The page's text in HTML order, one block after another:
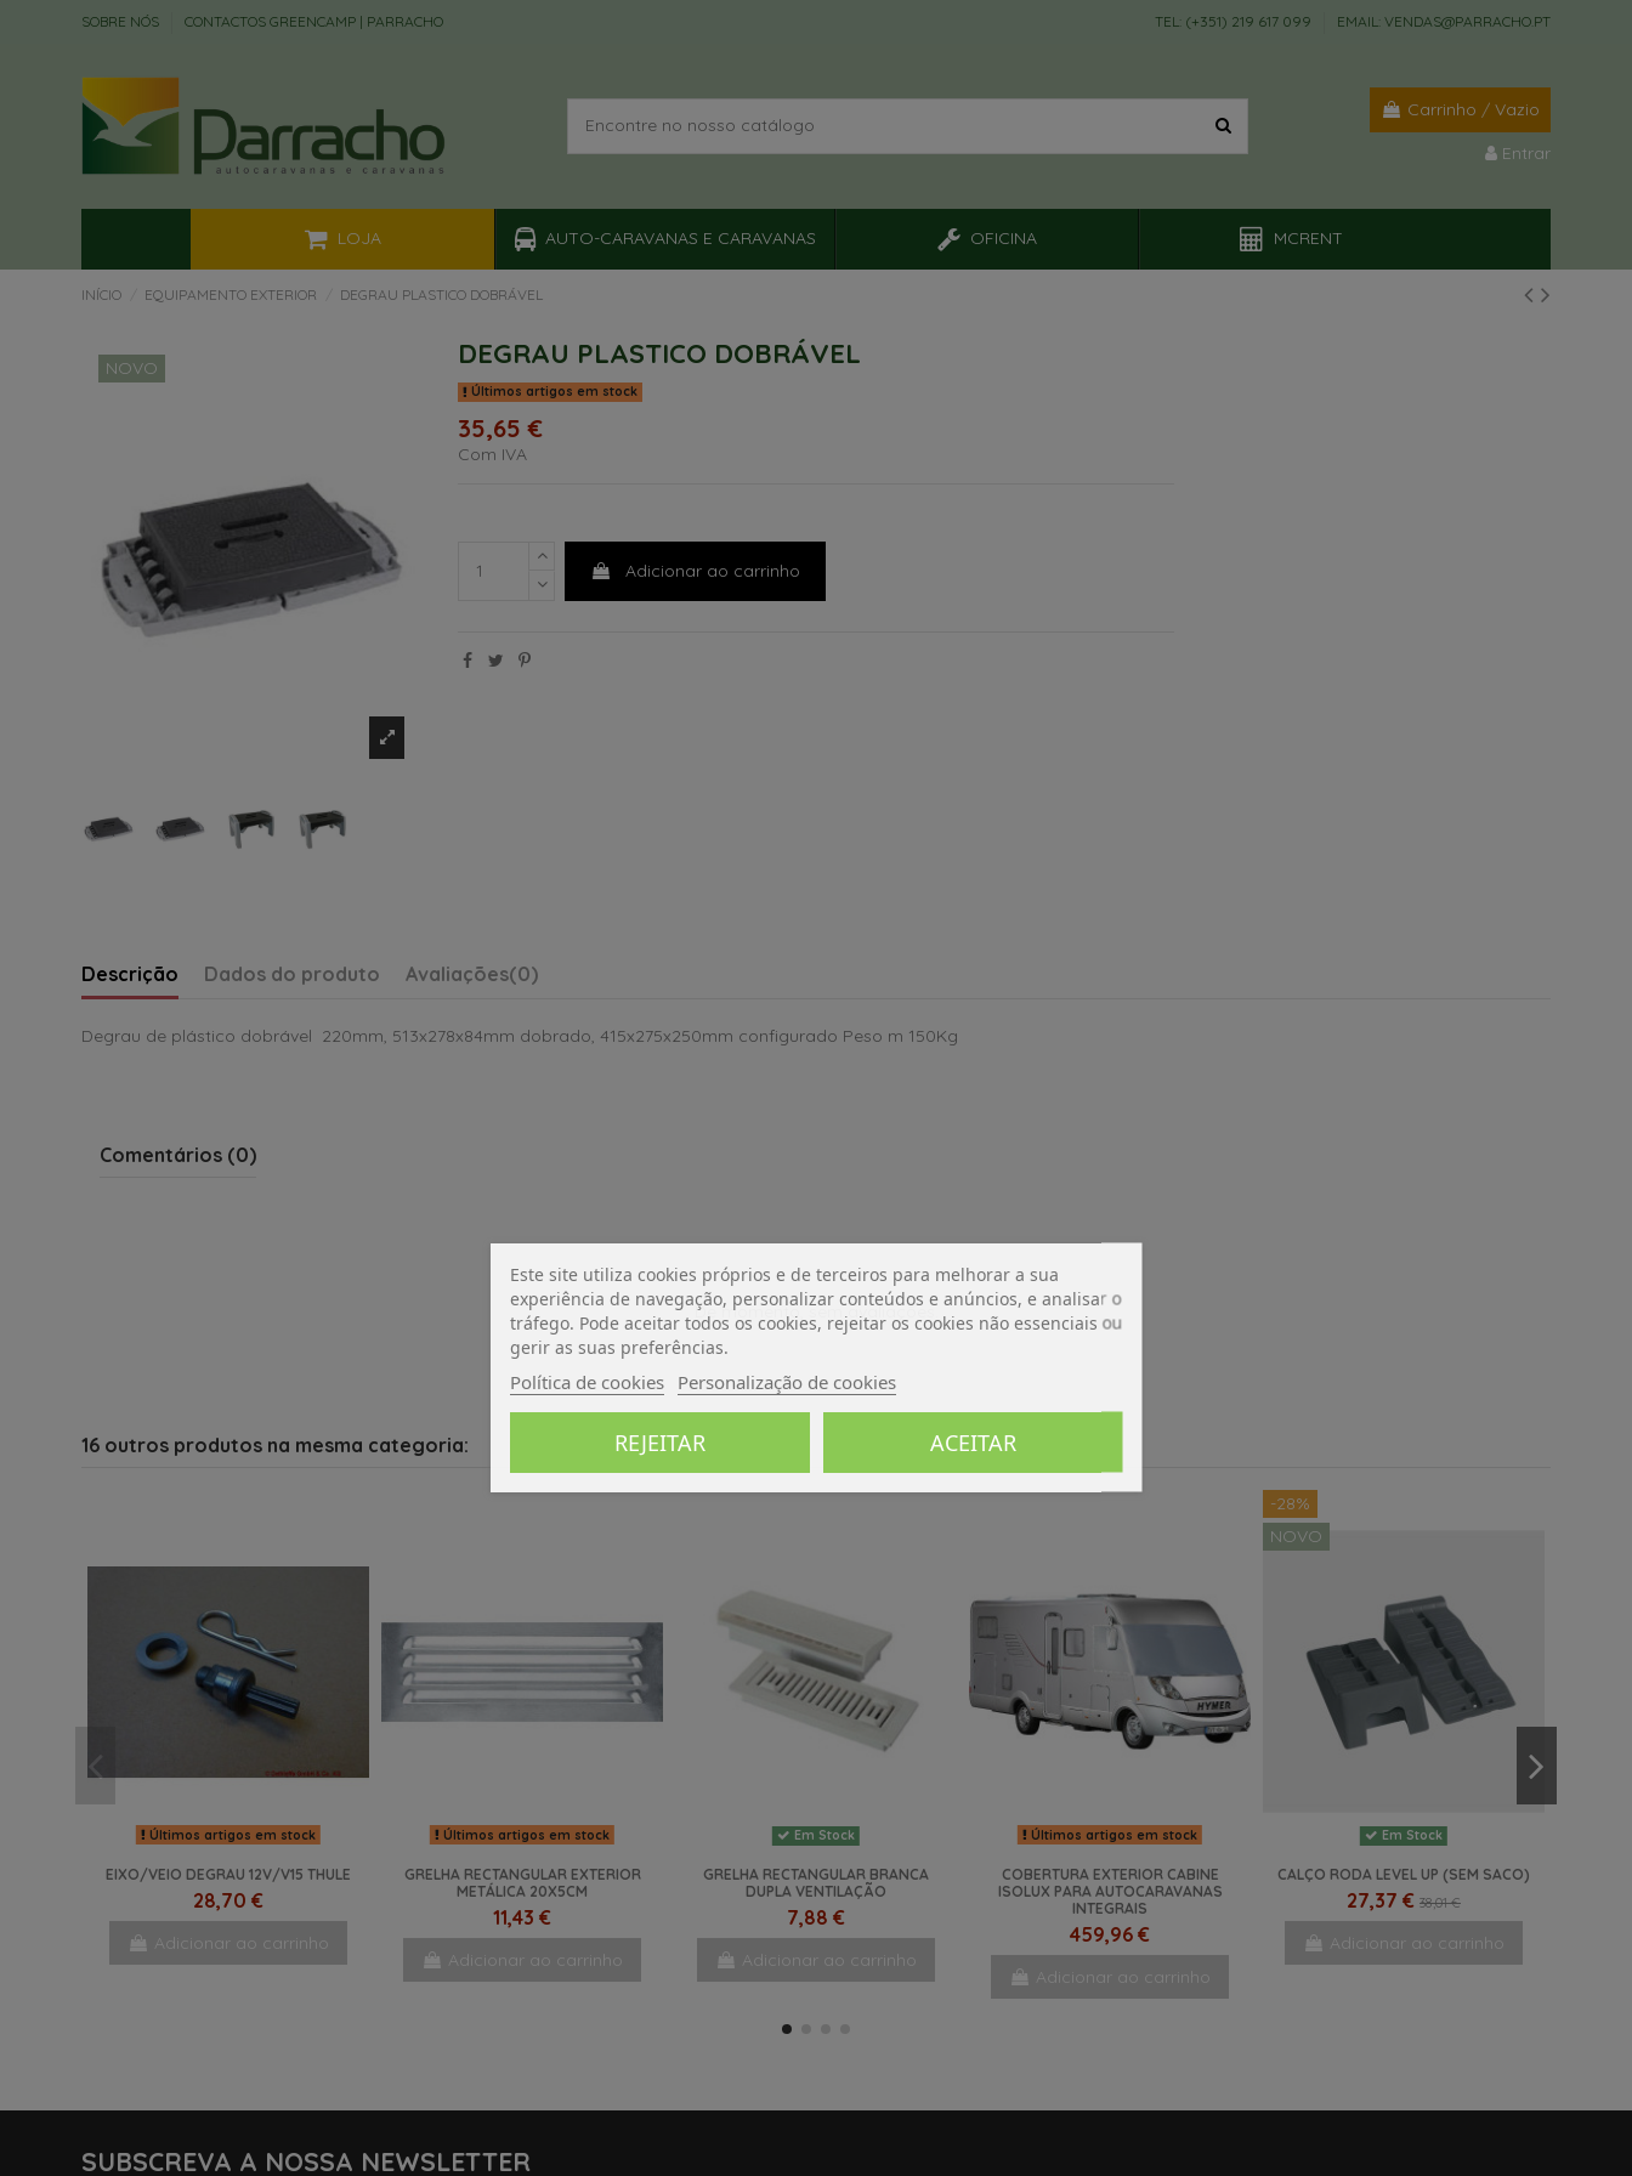
SOBRE NÓS CONTACTOS GREENCAMP | PARRACHO TEL: (+351) 219 617 099 EMAIL: VENDAS@PARRACHO.PT
Carrinho / Vazio
Entrar
LOJA AUTO-CARAVANAS E CARAVANAS OFICINA MCRENT
INÍCIO EQUIPAMENTO EXTERIOR DEGRAU PLASTICO DOBRÁVEL
NOVO DEGRAU PLASTICO DOBRÁVEL
Últimos artigos em stock
35,65 €
Com IVA
Adicionar ao carrinho
Descrição Dados do produto Avaliações(0)
Degrau de plástico dobrável 220mm, 513x278x84mm dobrado, 415x275x250mm configurado Peso m 150Kg
Comentários (0)
De momento, sem avaliações.
16 outros produtos na mesma categoria:
Últimos artigos em stock
EIXO/VEIO DEGRAU 12V/V15 THULE
28,70 €
Adicionar ao carrinho
Últimos artigos em stock
GRELHA RECTANGULAR EXTERIOR
METÁLICA 20X5CM
11,43 €
Adicionar ao carrinho
Em Stock
GRELHA RECTANGULAR BRANCA
DUPLA VENTILAÇÃO
7,88 €
Adicionar ao carrinho
Últimos artigos em stock
COBERTURA EXTERIOR CABINE
ISOLUX PARA AUTOCARAVANAS
INTEGRAIS
459,96 €
Adicionar ao carrinho
-28%
NOVO
Em Stock
CALÇO RODA LEVEL UP (SEM SACO)
27,37 € 38,01 €
Adicionar ao carrinho
SUBSCREVA A NOSSA NEWSLETTER
Este site utiliza cookies próprios e de terceiros para melhorar a sua
experiência de navegação, personalizar conteúdos e anúncios, e analisar o
tráfego. Pode aceitar todos os cookies, rejeitar os cookies não essenciais ou
gerir as suas preferências.
Política de cookies Personalização de cookies
REJEITAR ACEITAR